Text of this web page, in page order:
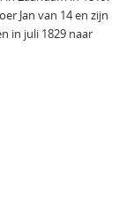
Jan van 14 en zijn
in juli 1829 naar